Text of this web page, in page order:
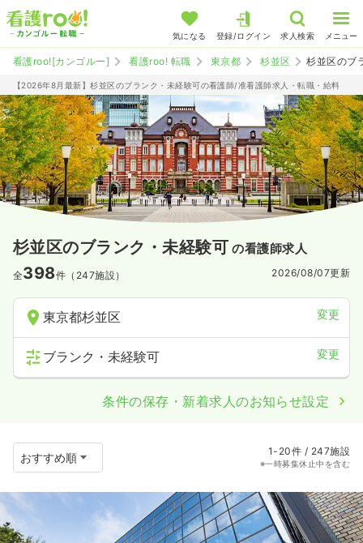
気になる 登録/ログイン 求人検索 メニュー
看護roo![カンゴルー] 看護roo! 転職 東京都 杉並区 杉並区のブ
【2026年8月最新】杉並区のブランク・未経験可の看護師/准看護師求人・転職・給料
杉並区のブランク・未経験可 の看護師求人
全398件（247施設） 2026/08/07更新
東京都杉並区 変更
ブランク・未経験可 変更
条件の保存・新着求人のお知らせ設定
1-20件 / 247施設
※一時募集休止中を含む